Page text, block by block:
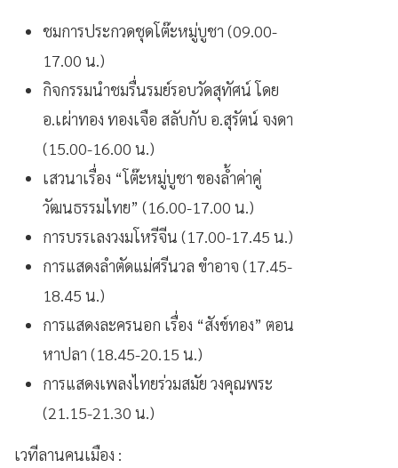
ชมการประกวดชุดโต๊ะหมู่บูชา (09.00-
17.00 น.)
กิจกรรมนำชมรื่นรมย์รอบวัดสุทัศน์ โดย
อ.เผ่าทอง ทองเจือ สลับกับ อ.สุรัตน์ จงดา
(15.00-16.00 น.)
เสวนาเรื่อง “โต๊ะหมู่บูชา ของล้ำค่าคู่
วัฒนธรรมไทย” (16.00-17.00 น.)
การบรรเลงวงมโหรีจีน (17.00-17.45 น.)
การแสดงลำตัดแม่ศรีนวล ขำอาจ (17.45-
18.45 น.)
การแสดงละครนอก เรื่อง “สังข์ทอง” ตอน
หาปลา (18.45-20.15 น.)
การแสดงเพลงไทยร่วมสมัย วงคุณพระ
(21.15-21.30 น.)
เวทีลานคนเมือง :